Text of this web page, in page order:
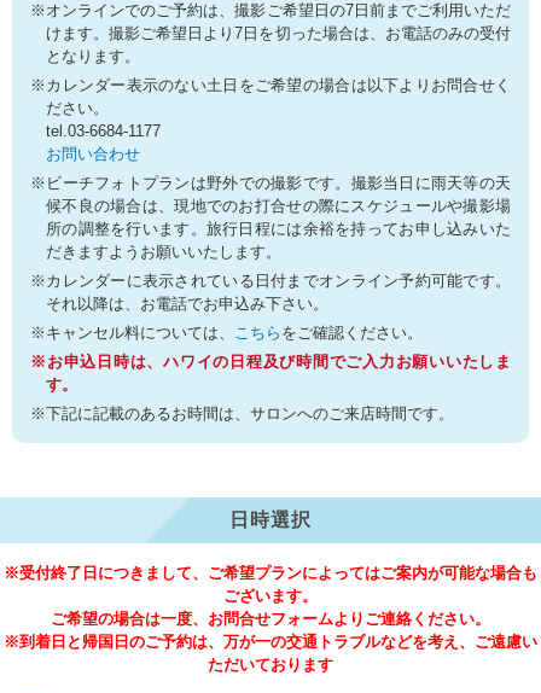
※オンラインでのご予約は、撮影ご希望日の7日前までご利用いただ
けます。撮影ご希望日より7日を切った場合は、お電話のみの受付
となります。
※カレンダー表示のない土日をご希望の場合は以下よりお問合せく
ださい。
tel.03-6684-1177
お問い合わせ
※ビーチフォトプランは野外での撮影です。撮影当日に雨天等の天
候不良の場合は、現地でのお打合せの際にスケジュールや撮影場
所の調整を行います。旅行日程には余裕を持ってお申し込みいた
だきますようお願いいたします。
※カレンダーに表示されている日付までオンライン予約可能です。
それ以降は、お電話でお申込み下さい。
※キャンセル料については、 こちら をご確認ください。
※お申込日時は、ハワイの日程及び時間でご入力お願いいたしま
す。
※下記に記載のあるお時間は、サロンへのご来店時間です。
日時選択
※受付終了日につきまして、ご希望プランによってはご案内が可能な場合も
ございます。
ご希望の場合は一度、お問合せフォームよりご連絡ください。
※到着日と帰国日のご予約は、万が一の交通トラブルなどを考え、ご遠慮い
ただいております